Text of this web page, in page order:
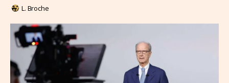
L. Broche